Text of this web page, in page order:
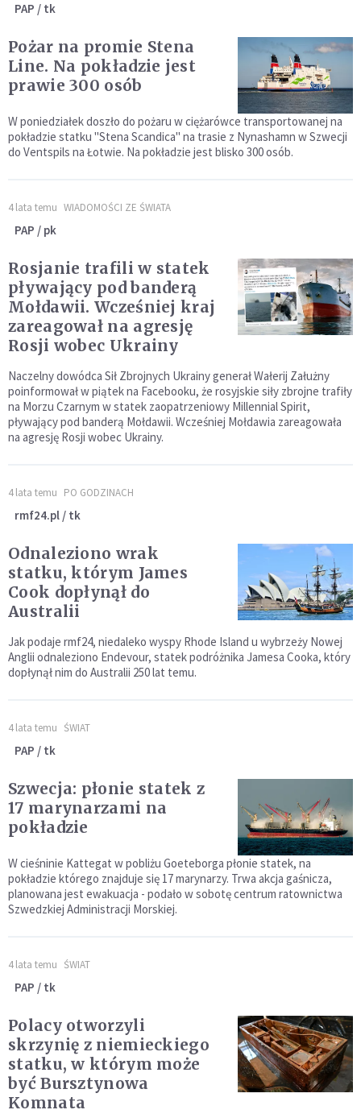
PAP / tk
Pożar na promie Stena
Line. Na pokładzie jest
prawie 300 osób
W poniedziałek doszło do pożaru w ciężarówce transportowanej na
pokładzie statku "Stena Scandica" na trasie z Nynashamn w Szwecji
do Ventspils na Łotwie. Na pokładzie jest blisko 300 osób.
4 lata temu WIADOMOŚCI ZE ŚWIATA
PAP / pk
Rosjanie trafili w statek
pływający pod banderą
Mołdawii. Wcześniej kraj
zareagował na agresję
Rosji wobec Ukrainy
Naczelny dowódca Sił Zbrojnych Ukrainy generał Wałerij Załużny
poinformował w piątek na Facebooku, że rosyjskie siły zbrojne trafiły
na Morzu Czarnym w statek zaopatrzeniowy Millennial Spirit,
pływający pod banderą Mołdawii. Wcześniej Mołdawia zareagowała
na agresję Rosji wobec Ukrainy.
4 lata temu PO GODZINACH
rmf24.pl / tk
Odnaleziono wrak
statku, którym James
Cook dopłynął do
Australii
Jak podaje rmf24, niedaleko wyspy Rhode Island u wybrzeży Nowej
Anglii odnaleziono Endevour, statek podróżnika Jamesa Cooka, który
dopłynął nim do Australii 250 lat temu.
4 lata temu ŚWIAT
PAP / tk
Szwecja: płonie statek z
17 marynarzami na
pokładzie
W cieśninie Kattegat w pobliżu Goeteborga płonie statek, na
pokładzie którego znajduje się 17 marynarzy. Trwa akcja gaśnicza,
planowana jest ewakuacja - podało w sobotę centrum ratownictwa
Szwedzkiej Administracji Morskiej.
4 lata temu ŚWIAT
PAP / tk
Polacy otworzyli
skrzynię z niemieckiego
statku, w którym może
być Bursztynowa
Komnata